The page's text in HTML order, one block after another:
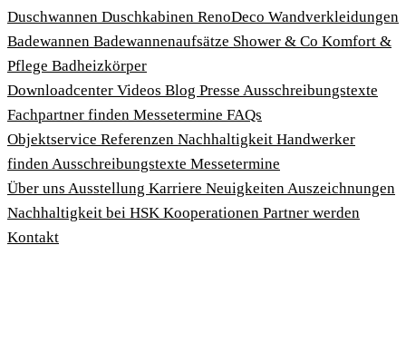
Duschwannen Duschkabinen RenoDeco Wandverkleidungen
Badewannen Badewannenaufsätze Shower & Co Komfort &
Pflege Badheizkörper
Download­center Videos Blog Presse Ausschreibungstexte
Fachpartner finden Messetermine FAQs
Objektservice Referenzen Nachhaltigkeit Handwerker
findenAusschreibungstexte Messetermine
Über uns Ausstellung Karriere NeuigkeitenAuszeichnungen
Nachhaltigkeit bei HSK Kooperationen Partner werden
Kontakt